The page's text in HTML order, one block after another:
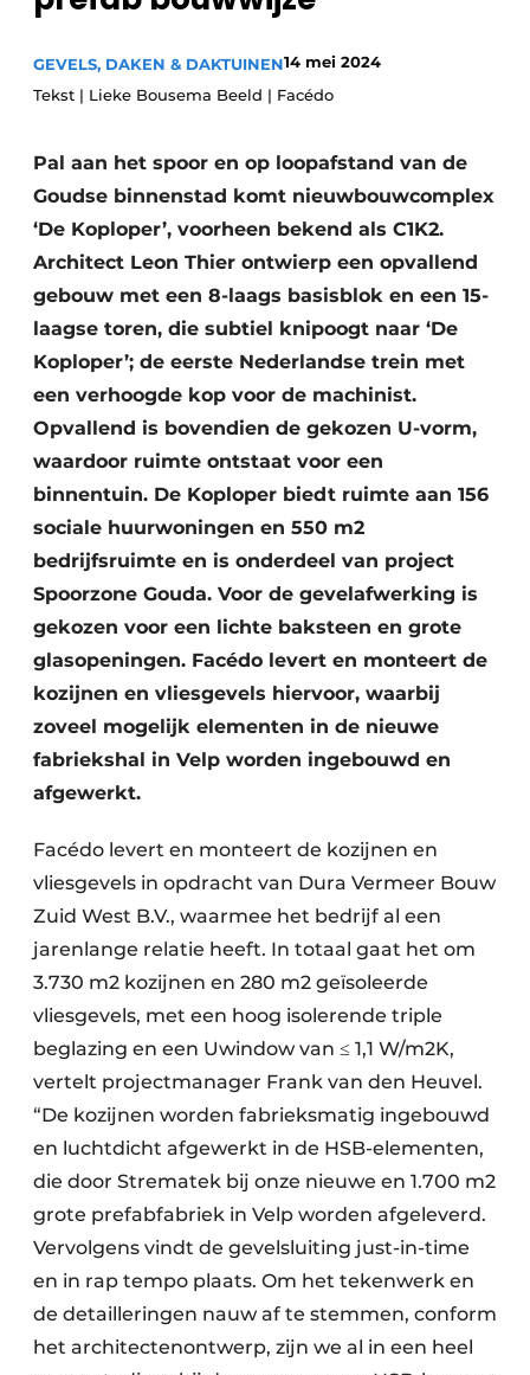
Privacy / Cookie statement
storymetadata
Vacatures
Video’s
Modulair bouwen
GEVELS, DAKEN & DAKTUINEN14 mei 2024
Tekst | Lieke Bousema Beeld | Facédo
Pal aan het spoor en op loopafstand van de
Goudse binnenstad komt nieuwbouwcomplex
‘De Koploper’, voorheen bekend als C1K2.
Architect Leon Thier ontwierp een opvallend
gebouw met een 8-laags basisblok en een 15-
laagse toren, die subtiel knipoogt naar ‘De
Koploper’; de eerste Nederlandse trein met
een verhoogde kop voor de machinist.
Opvallend is bovendien de gekozen U-vorm,
waardoor ruimte ontstaat voor een
binnentuin. De Koploper biedt ruimte aan 156
sociale huurwoningen en 550 m2
bedrijfsruimte en is onderdeel van project
Spoorzone Gouda. Voor de gevelafwerking is
gekozen voor een lichte baksteen en grote
glasopeningen. Facédo levert en monteert de
kozijnen en vliesgevels hiervoor, waarbij
zoveel mogelijk elementen in de nieuwe
fabriekshal in Velp worden ingebouwd en
afgewerkt.
Facédo levert en monteert de kozijnen en
vliesgevels in opdracht van Dura Vermeer Bouw
Zuid West B.V., waarmee het bedrijf al een
jarenlange relatie heeft. In totaal gaat het om
3.730 m2 kozijnen en 280 m2 geïsoleerde
vliesgevels, met een hoog isolerende triple
beglazing en een Uwindow van ≤ 1,1 W/m2K,
vertelt projectmanager Frank van den Heuvel.
“De kozijnen worden fabrieksmatig ingebouwd
en luchtdicht afgewerkt in de HSB-elementen,
die door Strematek bij onze nieuwe en 1.700 m2
grote prefabfabriek in Velp worden afgeleverd.
Vervolgens vindt de gevelsluiting just-in-time
en in rap tempo plaats. Om het tekenwerk en
de detailleringen nauw af te stemmen, conform
het architectenontwerp, zijn we al in een heel